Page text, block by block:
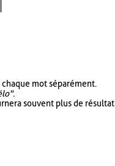
mot séparément.
.
souvent plus de résultat